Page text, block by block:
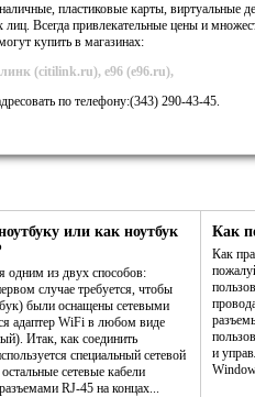
пластиковые карты, виртуальные
Всегда привлекательные цены и
купить в магазинах:
(citilink.ru), е96 (e96.ru),
по телефону:(343) 290-43-45.
или как ноутбук
одним из двух способов:
случае требуется, чтобы
были оснащены сетевыми
адаптер WiFi в любом виде
Итак, как соединить
специальный сетевой
сетевые кабели
RJ-45 на концах...
Как
Как
и